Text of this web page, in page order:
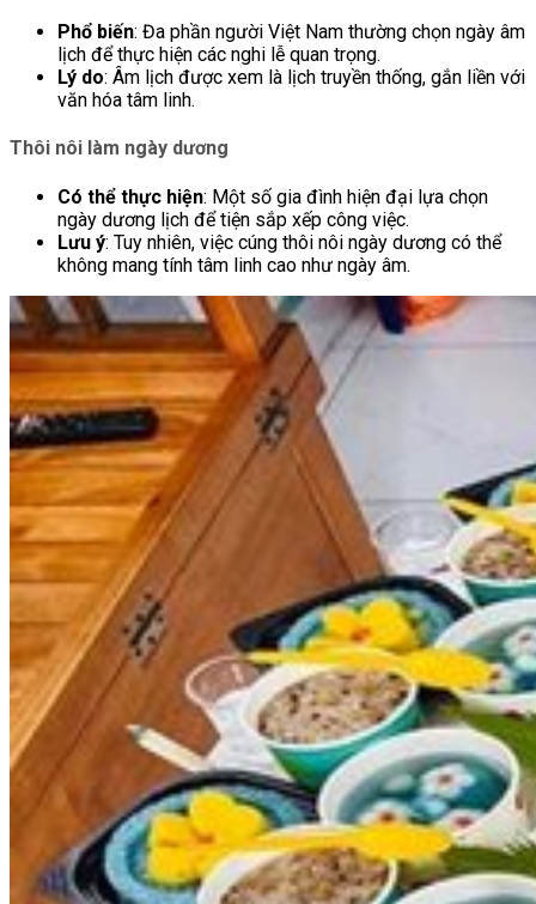
Phổ biến: Đa phần người Việt Nam thường chọn ngày âm
lịch để thực hiện các nghi lễ quan trọng.
Lý do: Âm lịch được xem là lịch truyền thống, gắn liền với
văn hóa tâm linh.
Thôi nôi làm ngày dương
Có thể thực hiện: Một số gia đình hiện đại lựa chọn
ngày dương lịch để tiện sắp xếp công việc.
Lưu ý: Tuy nhiên, việc cúng thôi nôi ngày dương có thể
không mang tính tâm linh cao như ngày âm.